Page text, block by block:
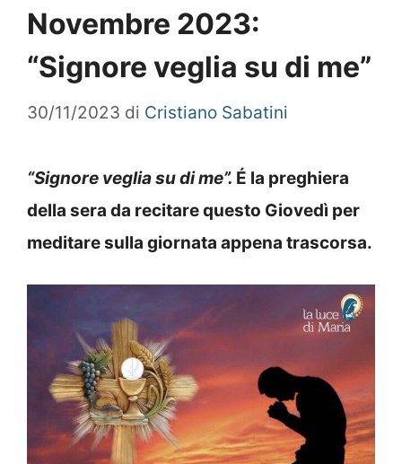
Novembre 2023:
“Signore veglia su di me”
30/11/2023 di Cristiano Sabatini
“Signore veglia su di me”. É la preghiera
della sera da recitare questo Giovedì per
meditare sulla giornata appena trascorsa.